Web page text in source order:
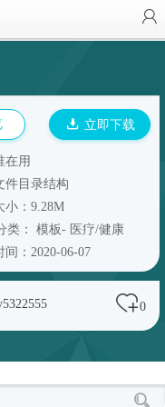
立即下载
在用
件目录结构
小：9.28M
类： 模板- 医疗/健康
间：2020-06-07
0